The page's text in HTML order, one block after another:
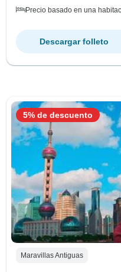
Precio basado en una
Descargar folleto
Maravillas Antiguas
5% de descuento